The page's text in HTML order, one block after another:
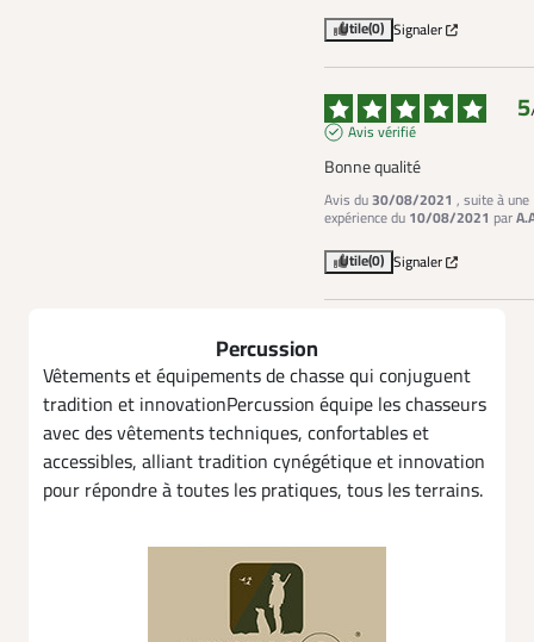
Utile(0) Signaler
5
Avis vérifié
Bonne qualité
Avis du30/08/2021 , suite à une
expérience du 10/08/2021 par
Utile(0) Signaler
Percussion
Vêtements et équipements de chasse qui conjuguent
tradition et innovationPercussion équipe les chasseurs
avec des vêtements techniques, confortables et
accessibles, alliant tradition cynégétique et innovation
pour répondre à toutes les pratiques, tous les terrains.